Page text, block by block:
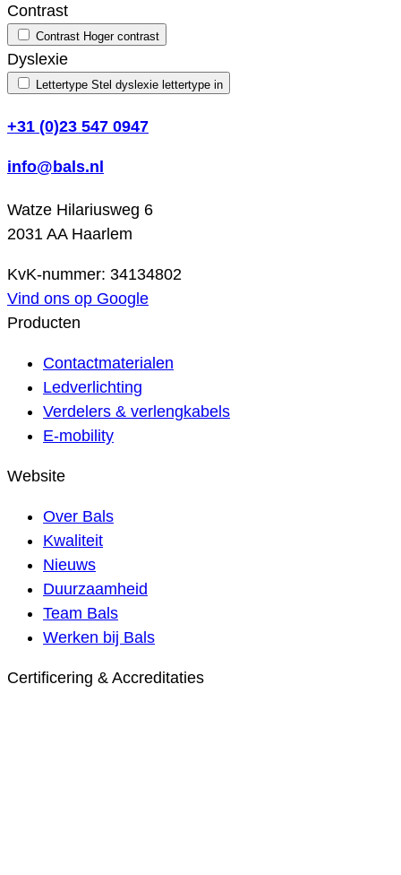
Contrast
Contrast Hoger contrast
Dyslexie
Lettertype Stel dyslexie lettertype in
+31 (0)23 547 0947
info@bals.nl
Watze Hilariusweg 6
2031 AA Haarlem
KvK-nummer: 34134802
Vind ons op Google
Producten
Contactmaterialen
Ledverlichting
Verdelers & verlengkabels
E-mobility
Website
Over Bals
Kwaliteit
Nieuws
Duurzaamheid
Team Bals
Werken bij Bals
Certificering & Accreditaties